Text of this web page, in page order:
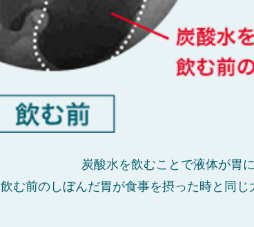
炭酸水を飲むことで液体が胃
飲む前のしぼんだ胃が食事を摂った時と同